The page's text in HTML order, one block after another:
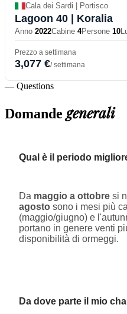
Cala dei Sardi | Portisco
Lagoon 40 | Koralia
Anno 2022Cabine 4Persone 10
Prezzo a settimana
3,077 €/ settimana
— Questions
Domandegenerali
Qual è il periodo
Da maggio a ottobre si
agosto sono i mesi più
(maggio/giugno) e
portano in genere venti
disponibilità di ormeggi.
Da dove parte il mio